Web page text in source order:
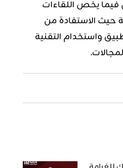
يخص اللقاءات
حيث الاستفادة من
واستخدام التقنية